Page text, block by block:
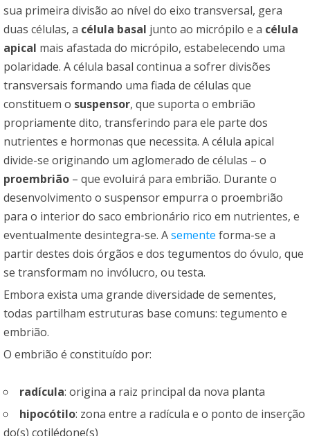
sua primeira divisão ao nível do eixo transversal, gera
duas células, a célula basal junto ao micrópilo e a célula
apical mais afastada do micrópilo, estabelecendo uma
polaridade. A célula basal continua a sofrer divisões
transversais formando uma fiada de células que
constituem o suspensor, que suporta o embrião
propriamente dito, transferindo para ele parte dos
nutrientes e hormonas que necessita. A célula apical
divide-se originando um aglomerado de células – o
proembrião – que evoluirá para embrião. Durante o
desenvolvimento o suspensor empurra o proembrião
para o interior do saco embrionário rico em nutrientes, e
eventualmente desintegra-se. Asemente forma-se a
partir destes dois órgãos e dos tegumentos do óvulo, que
se transformam no invólucro, ou testa.
Embora exista uma grande diversidade de sementes,
todas partilham estruturas base comuns: tegumento e
embrião.
O embrião é constituído por:
radícula: origina a raiz principal da nova planta
hipocótilo: zona entre a radícula e o ponto de inserção
do(s) cotilédone(s)